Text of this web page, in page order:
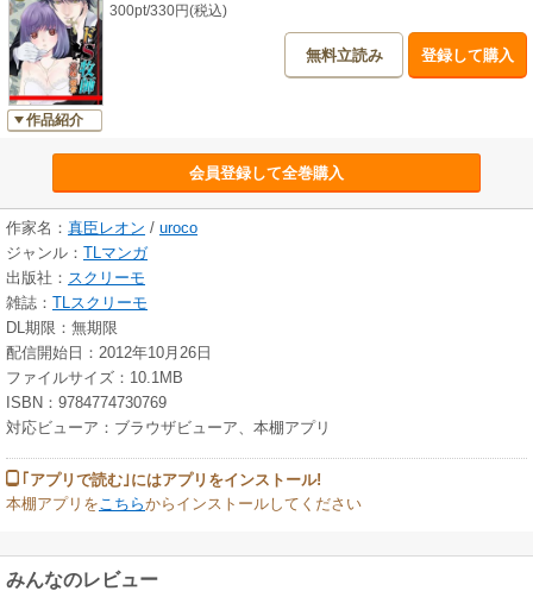
作品紹介
300pt/330円(税込)
無料立読み 登録して購入
会員登録して全巻購入
作家名： 真臣レオン / uroco
ジャンル： TLマンガ
出版社： スクリーモ
雑誌： TLスクリーモ
DL期限：無期限
配信開始日：2012年10月26日
ファイルサイズ：10.1MB
ISBN：9784774730769
対応ビューア：ブラウザビューア、本棚アプリ
｢アプリで読む｣にはアプリをインストール!
本棚アプリを こちらからインストールしてください
みんなのレビュー